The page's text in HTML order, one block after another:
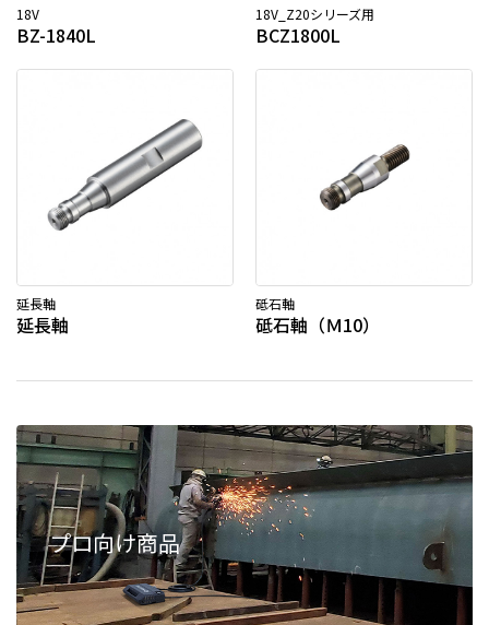
18V
BZ-1840L
18V_Z20シリーズ用
BCZ1800L
延長軸
延長軸
砥石軸
砥石軸（Ｍ10）
プロ向け商品